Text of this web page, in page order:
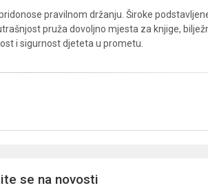
pravilnom držanju. Široke
pruža dovoljno mjesta za knjige,
i sigurnost djeteta u prometu.
se na novosti